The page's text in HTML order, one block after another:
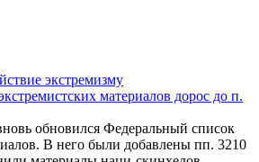
экстремизму
материалов дорос до п.
обновился Федеральный список
В него были добавлены пп. 3210